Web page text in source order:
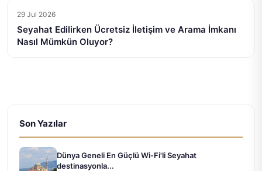
29 Jul 2026
Seyahat Edilirken Ücretsiz İletişim ve Arama İmkanı
Nasıl Mümkün Oluyor?
Son Yazılar
Dünya Geneli En Güçlü Wi-Fi'li Seyahat
destinasyonla...